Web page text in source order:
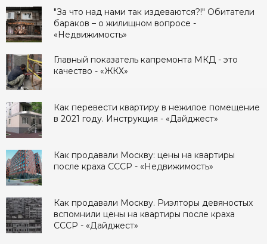
"За что над нами так издеваются?!" Обитатели
бараков – о жилищном вопросе -
«Недвижимость»
Главный показатель капремонта МКД - это
качество - «ЖКХ»
Как перевеcти квартиру в нежилое помещение
в 2021 году. Инструкция - «Дайджест»
Как продавали Москву: цены на квартиры
после краха СССР - «Недвижимость»
Как продавали Москву. Риэлторы девяностых
вспомнили цены на квартиры после краха
СССР - «Дайджест»